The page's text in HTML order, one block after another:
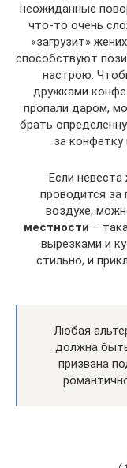
неожиданные
что-то очень
«загрузит»
способствуют
настрою.
дружками
пропали даром,
брать
за
Если
проводится
воздухе,
местности –
вырезками и
стильно, и
Любая
должна
призвана